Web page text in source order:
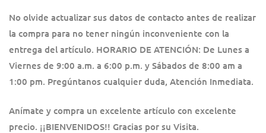
No olvide actualizar sus datos de contacto antes de realizar
la compra para no tener ningún inconveniente con la
entrega del artículo. HORARIO DE ATENCIÓN: De Lunes a
Viernes de 9:00 a.m. a 6:00 p.m. y Sábados de 8:00 am a
1:00 pm. Pregúntanos cualquier duda, Atención Inmediata.
Anímate y compra un excelente artículo con excelente
precio. ¡¡BIENVENIDOS!! Gracias por su Visita.